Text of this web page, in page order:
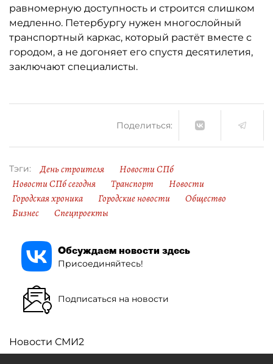
равномерную доступность и строится слишком
медленно. Петербургу нужен многослойный
транспортный каркас, который растёт вместе с
городом, а не догоняет его спустя десятилетия,
заключают специалисты.
Поделиться:
Тэги: День строителя
Новости СПб
Новости СПб сегодня
Транспорт
Новости
Городская хроника
Городские новости
Общество
Бизнес
Спецпроекты
Обсуждаем новости здесь
Присоединяйтесь!
Подписаться на новости
Новости СМИ2